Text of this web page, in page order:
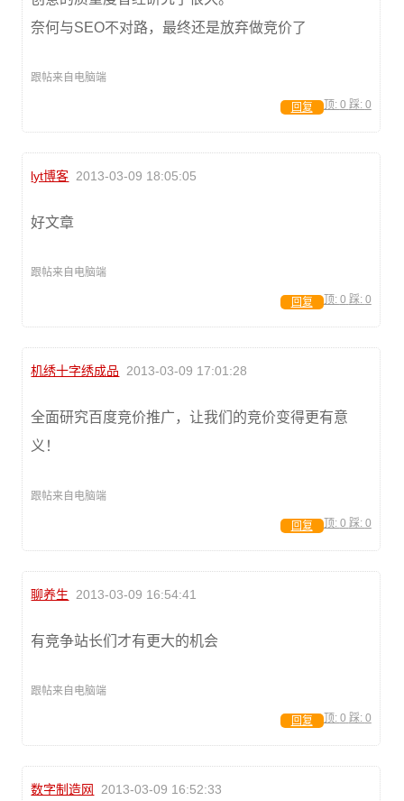
奈何与SEO不对路，最终还是放弃做竞价了
跟帖来自电脑端
顶: 0 踩: 0
回复
lyt博客 2013-03-09 18:05:05
好文章
跟帖来自电脑端
顶: 0 踩: 0
回复
机绣十字绣成品 2013-03-09 17:01:28
全面研究百度竞价推广，让我们的竞价变得更有意
义！
跟帖来自电脑端
顶: 0 踩: 0
回复
聊养生 2013-03-09 16:54:41
有竞争站长们才有更大的机会
跟帖来自电脑端
顶: 0 踩: 0
回复
数字制造网 2013-03-09 16:52:33